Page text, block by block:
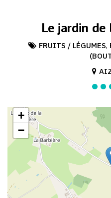
Le jardin de
FRUITS / LÉGUMES,
+
−